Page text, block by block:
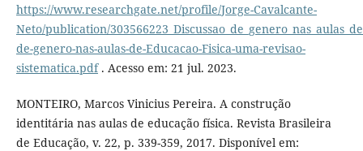
https://www.researchgate.net/profile/Jorge-Cavalcante-
Neto/publication/
de-genero-nas-aulas-de-Educacao-Fisica-uma-revisao-
sistematica.pdf. Acesso em: 21 jul. 2023.
MONTEIRO, Marcos Vinicius Pereira. A construção
identitária nas aulas de educação física. Revista Brasileira
de Educação, v. 22, p. 339-359, 2017. Disponível em: